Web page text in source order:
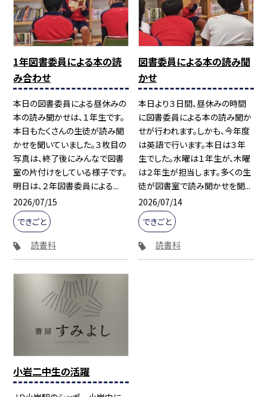
1年図書委員による本の読
み合わせ
本日の図書委員による昼休みの
本の読み聞かせは、１年生です。
本日もたくさんの生徒が読み聞
かせを聞いていました。３枚目の
写真は、終了後にみんなで図書
室の片付けをしている様子です。
明日は、２年図書委員による...
2026/07/15
できごと
読書科
図書委員による本の読み聞
かせ
本日より３日間、昼休みの時間
に図書委員による本の読み聞か
せが行われます。しかも、今年度
は英語で行います。本日は３年
生でした。水曜は１年生が、木曜
は２年生が担当します。多くの生
徒が図書室で読み聞かせを聞...
2026/07/14
できごと
読書科
小岩二中生の活躍